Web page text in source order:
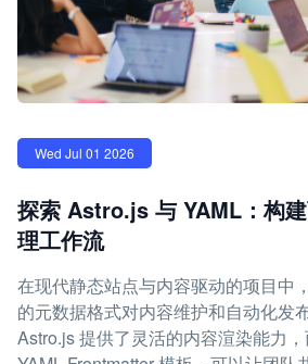
Wed Jul 01 2026
探索 Astro.js 与 YAML：构
理工作流
在现代静态站点与内容驱动的项目中
的元数据格式对内容维护和自动化发
Astro.js 提供了灵活的内容渲染能力